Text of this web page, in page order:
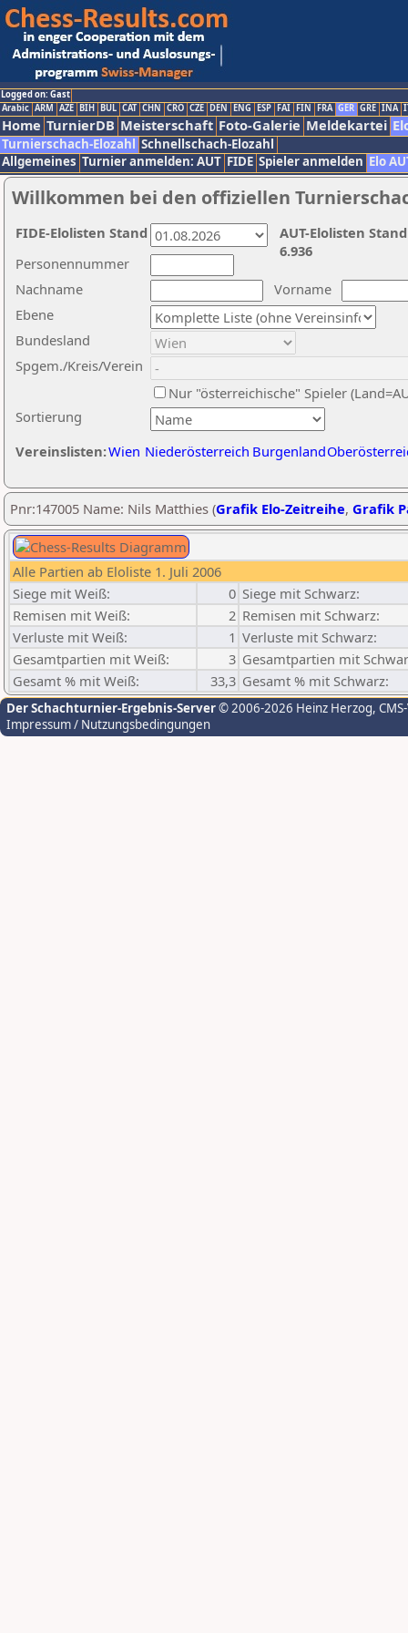
Logged on: Gast
Arabic ARM AZE BIH BUL CAT CHN CRO CZE DEN ENG ESP FAI FIN FRA GER GRE INA
Home TurnierDB Meisterschaft Foto-Galerie Meldekartei
Turnierschach-Elozahl Schnellschach-Elozahl
Allgemeines Turnier anmelden: AUT FIDE Spieler anmelden Elo
Willkommen bei den offiziellen
Nachname
Vorname
Ebene
Sortierung
Personennummer
Bundesland
Spgem./Kreis/Verein
Nur "österreichische" Spieler
Vereinslisten:Wien Niederösterreich Burgenland
AUT-Elolisten
6.936
FIDE-Elolisten Stand
Pnr:147005 Name: Nils Matthies (Grafik Elo-Zeitreihe, Grafik
Alle Partien ab Eloliste 1. Juli 2006
Siege mit Weiß:
0 Siege mit Schwarz:
Remisen mit Weiß:
2 Remisen mit Schwarz:
Verluste mit Weiß:
1 Verluste mit Schwarz:
Gesamtpartien mit Weiß:
3 Gesamtpartien mit
Gesamt % mit Weiß:
33,3 Gesamt % mit Schwarz:
Der Schachturnier-Ergebnis-Server© 2006-2026 Heinz Herzog,
Impressum / Nutzungsbedingungen